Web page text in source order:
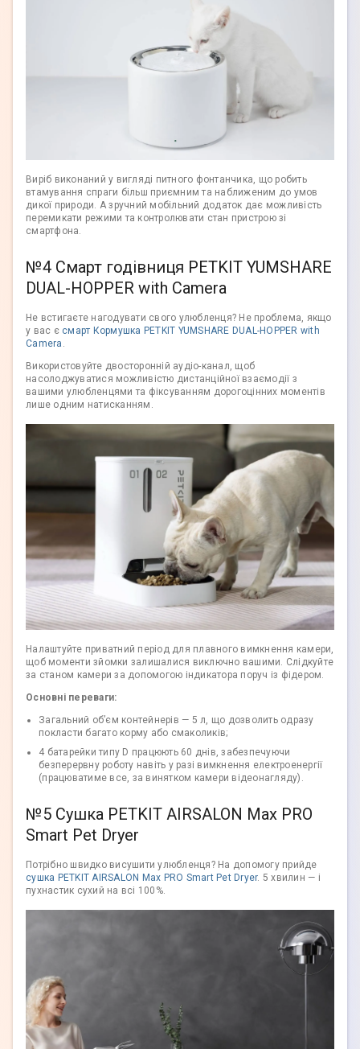
Виріб виконаний у вигляді питного фонтанчика, що робить
втамування спраги більш приємним та наближеним до умов
дикої природи. А зручний мобільний додаток дає можливість
перемикати режими та контролювати стан пристрою зі
смартфона.
№4 Смарт годівниця PETKIT YUMSHARE
DUAL-HOPPER with Camera
Не встигаєте нагодувати свого улюбленця? Не проблема, якщо
у вас є смарт Кормушка PETKIT YUMSHARE DUAL-HOPPER with
Camera .
Використовуйте двосторонній аудіо-канал, щоб
насолоджуватися можливістю дистанційної взаємодії з
вашими улюбленцями та фіксуванням дорогоцінних моментів
лише одним натисканням.
Налаштуйте приватний період для плавного вимкнення камери,
щоб моменти зйомки залишалися виключно вашими. Слідкуйте
за станом камери за допомогою індикатора поруч із фідером.
Основні переваги:
Загальний об’єм контейнерів — 5 л, що дозволить одразу
покласти багато корму або смаколиків;
4 батарейки типу D працюють 60 днів, забезпечуючи
безперервну роботу навіть у разі вимкнення електроенергії
(працюватиме все, за винятком камери відеонагляду).
№5 Сушка PETKIT AIRSALON Max PRO
Smart Pet Dryer
Потрібно швидко висушити улюбленця? На допомогу прийде
сушка PETKIT AIRSALON Max PRO Smart Pet Dryer. 5 хвилин — і
пухнастик сухий на всі 100%.